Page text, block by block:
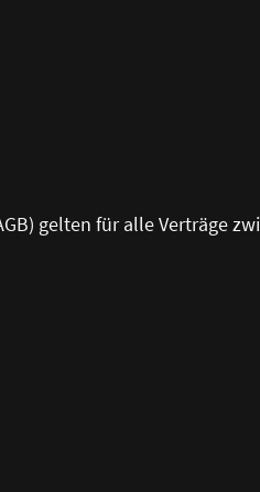
gelten für alle Verträge